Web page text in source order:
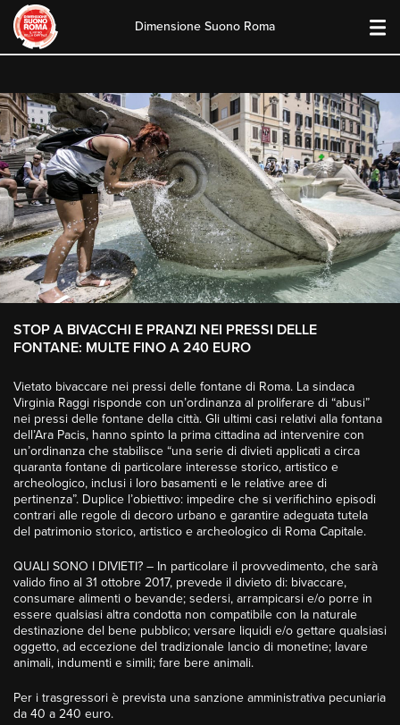
content
Dimensione Suono Roma
STOP A BIVACCHI E PRANZI NEI PRESSI DELLE
FONTANE: MULTE FINO A 240 EURO
Vietato bivaccare nei pressi delle fontane di Roma. La sindaca
Virginia Raggi risponde con un’ordinanza al proliferare di “abusi”
nei pressi delle fontane della città. Gli ultimi casi relativi alla fontana
dell’Ara Pacis, hanno spinto la prima cittadina ad intervenire con
un’ordinanza che stabilisce “una serie di divieti applicati a circa
quaranta fontane di particolare interesse storico, artistico e
archeologico, inclusi i loro basamenti e le relative aree di
pertinenza”. Duplice l’obiettivo: impedire che si verifichino episodi
contrari alle regole di decoro urbano e garantire adeguata tutela
del patrimonio storico, artistico e archeologico di Roma Capitale.
QUALI SONO I DIVIETI? – In particolare il provvedimento, che sarà
valido fino al 31 ottobre 2017, prevede il divieto di: bivaccare,
consumare alimenti o bevande; sedersi, arrampicarsi e/o porre in
essere qualsiasi altra condotta non compatibile con la naturale
destinazione del bene pubblico; versare liquidi e/o gettare qualsiasi
oggetto, ad eccezione del tradizionale lancio di monetine; lavare
animali, indumenti e simili; fare bere animali.
Per i trasgressori è prevista una sanzione amministrativa pecuniaria
da 40 a 240 euro.